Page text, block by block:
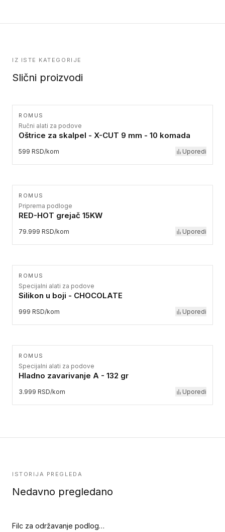
IZ ISTE KATEGORIJE
Slični proizvodi
ROMUS
Ručni alati za podove
Oštrice za skalpel - X-CUT 9 mm - 10 komada
599 RSD/kom Uporedi
ROMUS
Priprema podloge
RED-HOT grejač 15KW
79.999 RSD/kom Uporedi
ROMUS
Specijalni alati za podove
Silikon u boji - CHOCOLATE
999 RSD/kom Uporedi
ROMUS
Specijalni alati za podove
Hladno zavarivanje A - 132 gr
3.999 RSD/kom Uporedi
ISTORIJA PREGLEDA
Nedavno pregledano
Filc za održavanje podloge - CRVENI filc 430mm (Priprema podloge)